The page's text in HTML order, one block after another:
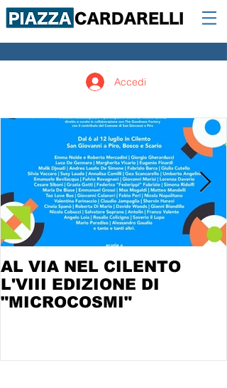
Accedi
AL VIA NEL CILENTO
L'VIII EDIZIONE DI
"MICROCOSMI"